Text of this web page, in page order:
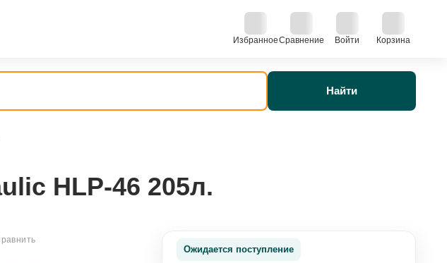
ИзбранноеСравнение Войти Корзина
Найти
HLP-46 205л.
Ожидается поступление